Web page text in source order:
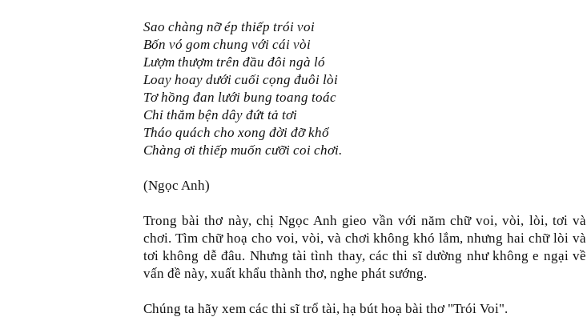
Sao chàng nỡ ép thiếp trói voi
Bốn vó gom chung với cái vòi
Lượm thượm trên đầu đôi ngà ló
Loay hoay dưới cuối cọng đuôi lòi
Tơ hồng đan lưới bung toang toác
Chỉ thắm bện dây đứt tả tơi
Tháo quách cho xong đời đỡ khổ
Chàng ơi thiếp muốn cưỡi coi chơi.
(Ngọc Anh)
Trong bài thơ này, chị Ngọc Anh gieo vần với năm chữ voi, vòi, lòi, tơi và
chơi. Tìm chữ hoạ cho voi, vòi, và chơi không khó lắm, nhưng hai chữ lòi và
tơi không dễ đâu. Nhưng tài tình thay, các thi sĩ dường như không e ngại về
vấn đề này, xuất khẩu thành thơ, nghe phát sướng.
Chúng ta hãy xem các thi sĩ trổ tài, hạ bút hoạ bài thơ "Trói Voi".